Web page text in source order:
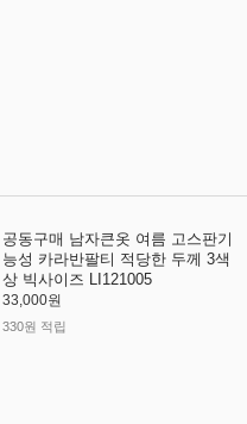
공동구매 남자큰옷 여름 고스판기
능성 카라반팔티 적당한 두께 3색
상 빅사이즈 LI121005
33,000원
330원 적립